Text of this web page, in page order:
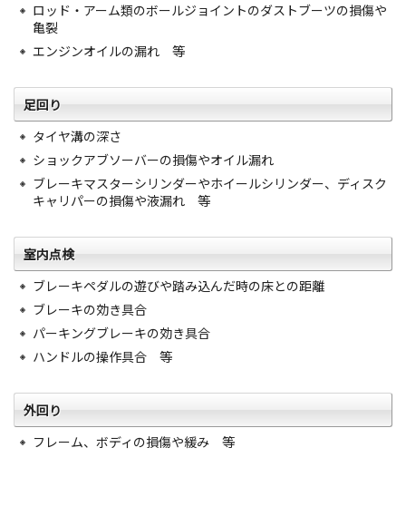
ロッド・アーム類のボールジョイントのダストブーツの損傷や
亀裂
エンジンオイルの漏れ 等
足回り
タイヤ溝の深さ
ショックアブソーバーの損傷やオイル漏れ
ブレーキマスターシリンダーやホイールシリンダー、ディスク
キャリパーの損傷や液漏れ 等
室内点検
ブレーキペダルの遊びや踏み込んだ時の床との距離
ブレーキの効き具合
パーキングブレーキの効き具合
ハンドルの操作具合 等
外回り
フレーム、ボディの損傷や緩み 等